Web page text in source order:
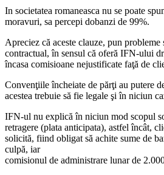
In societatea romaneasca nu se poate
moravuri, sa percepi dobanzi de 99%.
Apreciez că aceste clauze, pun
contractual, în sensul că oferă IFN-ului
încasa comisioane nejustificate faţă de
Convenţiile încheiate de părţi au putere
acestea trebuie să fie legale şi în niciun
IFN-ul nu explică în niciun mod scopul
retragere (plata anticipata), astfel încât,
solicită, fiind obligat să achite sume de
culpă, iar
comisionul de administrare lunar de